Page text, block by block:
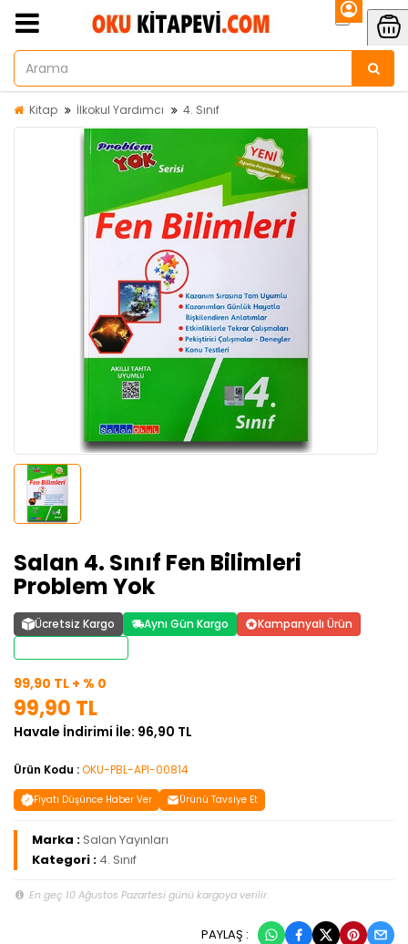
Kitap İlkokul Yardımcı 4. Sınıf
Salan 4. Sınıf Fen Bilimleri
Problem Yok
Ücretsiz Kargo Aynı Gün Kargo
Kampanyalı Ürün
99,90 TL + % 0
99,90 TL
Havale İndirimi İle: 96,90 TL
Ürün Kodu :OKU-PBL-API-00814
Fiyatı Düşünce Haber Ver Ürünü Tavsiye Et
Marka :Salan Yayınları
Kategori : 4. Sınıf
En geç 10 Ağustos Pazartesi günü kargoya verilir.
PAYLAŞ :